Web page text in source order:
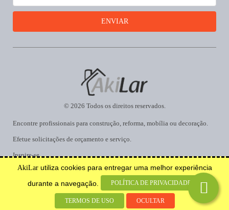
Encontre profissionais para construção, reforma, mobília ou decoração.
Efetue solicitações de orçamento e serviço.
Inspire-se.
© 2026 Todos os direitos reservados.
Desenvolvido por
AkiLarutiliza cookies para entregar uma melhor experiência
durante a navegação.
POLÍTICA DE PRIVACIDADE
TERMOS DE USO OCULTAR